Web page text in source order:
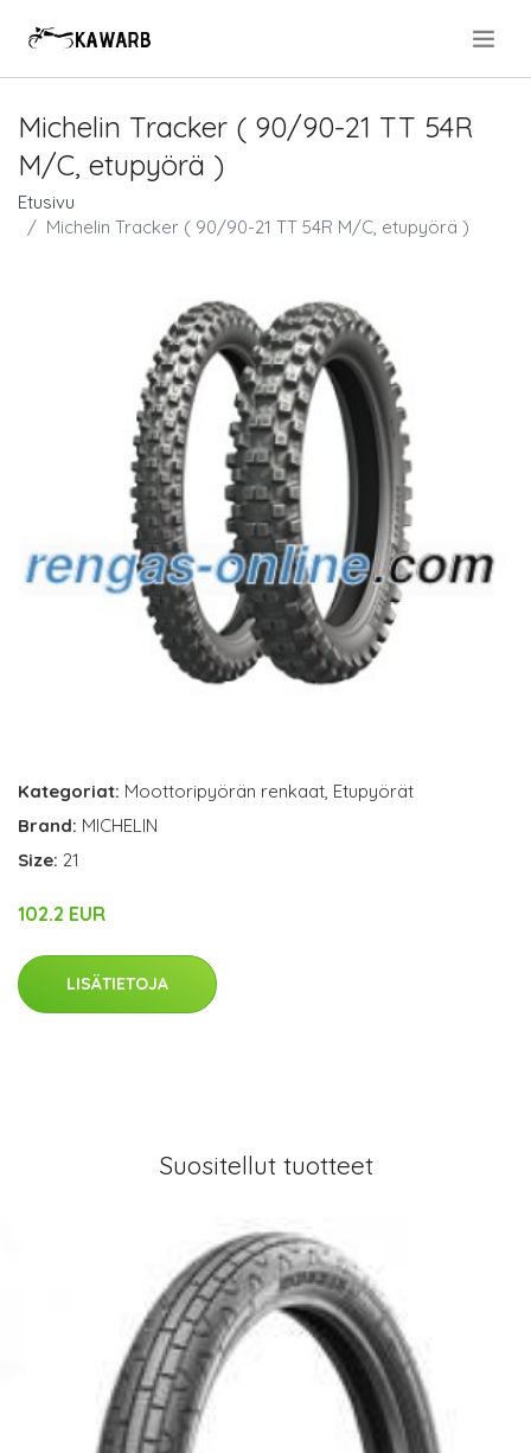
Michelin Tracker ( 90/90-21 TT 54R
M/C, etupyörä )
Etusivu
Michelin Tracker ( 90/90-21 TT 54R M/C, etupyörä )
Kategoriat: Moottoripyörän renkaat, Etupyörät
Brand: MICHELIN
Size: 21
102.2 EUR
LISÄTIETOJA
Suositellut tuotteet